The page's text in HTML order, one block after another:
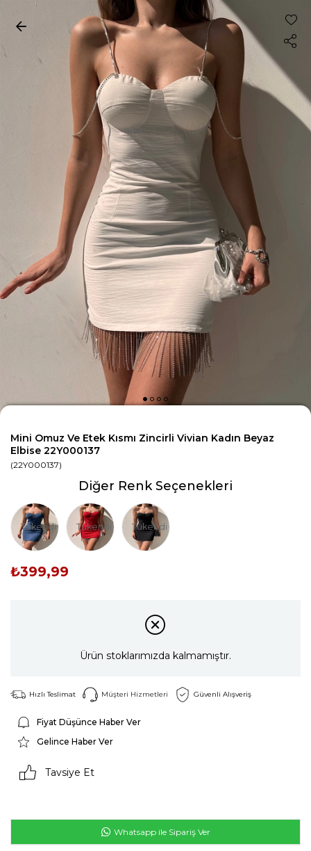
Mini Omuz Ve Etek Kısmı Zincirli Vivian Kadın Beyaz
Elbise 22Y000137
(22Y000137)
Diğer Renk Seçenekleri
Tükendi Tükendi Tükendi
₺399,99
Ürün stoklarımızda kalmamıştır.
Hızlı Teslimat Müşteri Hizmetleri Güvenli Alışveriş
Fiyat Düşünce Haber Ver
Gelince Haber Ver
Tavsiye Et
Whatsapp ile Sipariş Ver